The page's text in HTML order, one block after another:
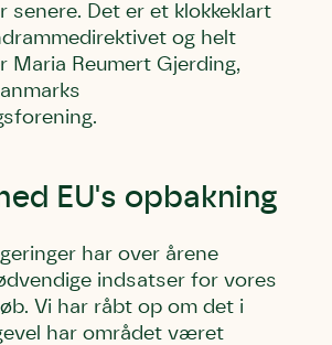
senere. Det er et klokkeklart
og helt
Maria Reumert Gjerding,
EU's opbakning
har over årene
indsatser for vores
Vi har råbt op om det i
har området været
under på
under på
punkt
er kvashegnet også et godt
jordhumle, der nok er den
af de danske humlebiarter.
kalder den.
bestøver effektivt blomster
i din have.
under på
tilbage til Kolding